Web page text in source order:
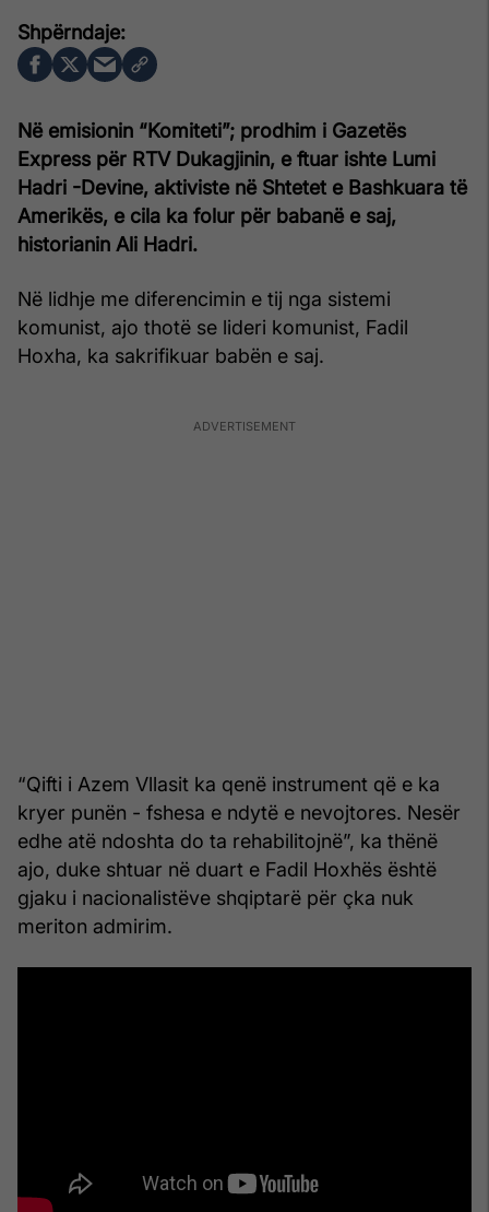
Në emisionin “Komiteti”; prodhim i Gazetës
Express për RTV Dukagjinin, e ftuar ishte Lumi
Hadri -Devine, aktiviste në Shtetet e Bashkuara të
Amerikës, e cila ka folur për babanë e saj,
historianin Ali Hadri.
Në lidhje me diferencimin e tij nga sistemi
komunist, ajo thotë se lideri komunist, Fadil
Hoxha, ka sakrifikuar babën e saj.
“Qifti i Azem Vllasit ka qenë instrument që e ka
kryer punën - fshesa e ndytë e nevojtores. Nesër
edhe atë ndoshta do ta rehabilitojnë”, ka thënë
ajo, duke shtuar në duart e Fadil Hoxhës është
gjaku i nacionalistëve shqiptarë për çka nuk
meriton admirim.